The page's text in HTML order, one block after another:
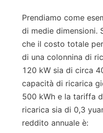
Prendiamo come
di medie dimensioni.
che il costo totale
di una colonnina di
120 kW sia di circa
capacità di ricarica
500 kWh e la tariffa
ricarica sia di 0,3
reddito annuale è: